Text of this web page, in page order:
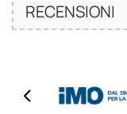
RECENSIONI